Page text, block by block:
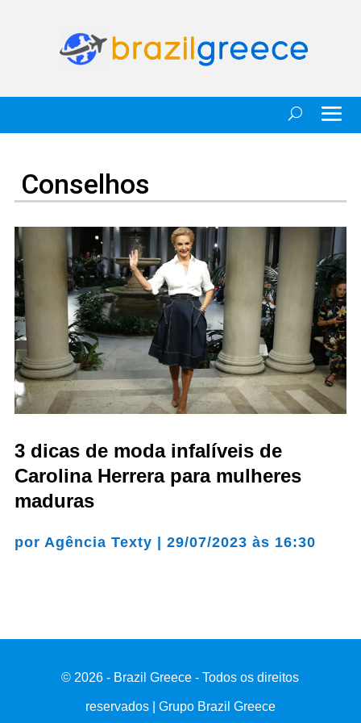
Conselhos
3 dicas de moda infalíveis de
Carolina Herrera para mulheres
maduras
por Agência Texty | 29/07/2023 às 16:30
© 2026 - Brazil Greece - Todos os direitos
reservados | Grupo Brazil Greece